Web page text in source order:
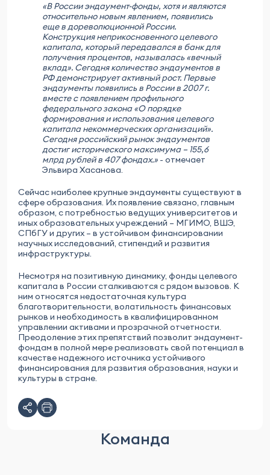
«В России эндаумент-фонды, хотя и являются
относительно новым явлением, появились
еще в дореволюционной России.
Конструкция неприкосновенного целевого
капитала, который передавался в банк для
получения процентов, называлась «вечный
вклад». Сегодня количество эндаументов в
РФ демонстрирует активный рост. Первые
эндаументы появились в России в 2007 г.
вместе с появлением профильного
федерального закона «О порядке
формирования и использования целевого
капитала некоммерческих организаций».
Сегодня российский рынок эндаументов
достиг исторического максимума – 155,6
млрд рублей в 407 фондах.» - отмечает
Эльвира Хасанова.
Сейчас наиболее крупные эндаументы существуют в
сфере образования. Их появление связано, главным
образом, с потребностью ведущих университетов и
иных образовательных учреждений – МГИМО, ВШЭ,
СПбГУ и других – в устойчивом финансировании
научных исследований, стипендий и развития
инфраструктуры.
Несмотря на позитивную динамику, фонды целевого
капитала в России сталкиваются с рядом вызовов. К
ним относятся недостаточная культура
благотворительности, волатильность финансовых
рынков и необходимость в квалифицированном
управлении активами и прозрачной отчетности.
Преодоление этих препятствий позволит эндаумент-
фондам в полной мере реализовать свой потенциал в
качестве надежного источника устойчивого
финансирования для развития образования, науки и
культуры в стране.
Команда